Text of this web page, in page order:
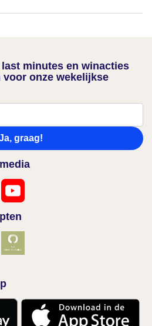
minutes en winacties
onze wekelijkse
graag!